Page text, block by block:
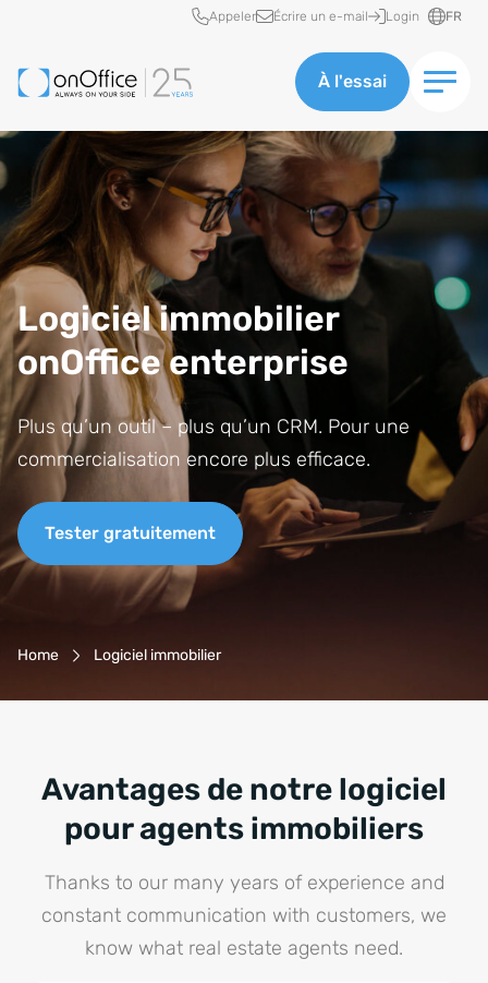
Accès rapide
Appeler Écrire un e-mail Login FR
À l'essai
Logiciel immobilier
onOffice enterprise
Plus qu’un outil – plus qu’un CRM. Pour une
commercialisation encore plus efficace.
Tester gratuitement
Breadcrumb-Navigation
Home Logiciel immobilier
Avantages de notre logiciel
pour agents immobiliers
Thanks to our many years of experience and
constant communication with customers, we
know what real estate agents need.